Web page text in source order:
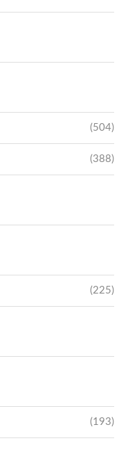
(504)
(388)
(225)
(193)